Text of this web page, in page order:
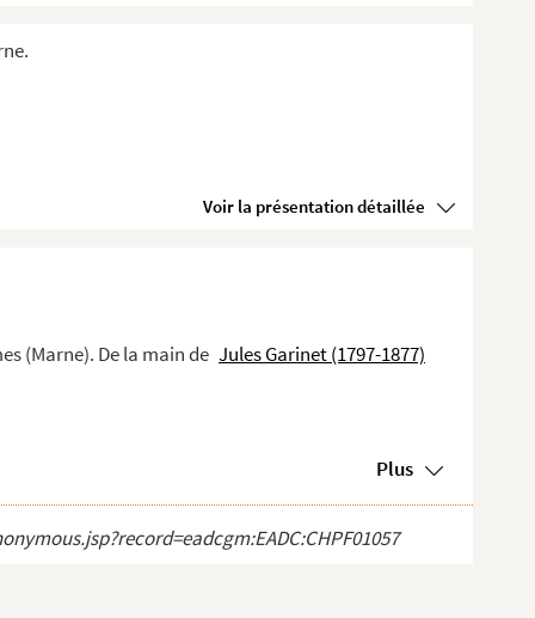
Voir la présentation détaillée
(Marne). De la main de Jules Garinet (1797-1877)
Plus